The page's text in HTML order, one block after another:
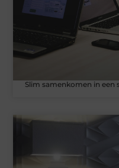
Slim samenkomen in een